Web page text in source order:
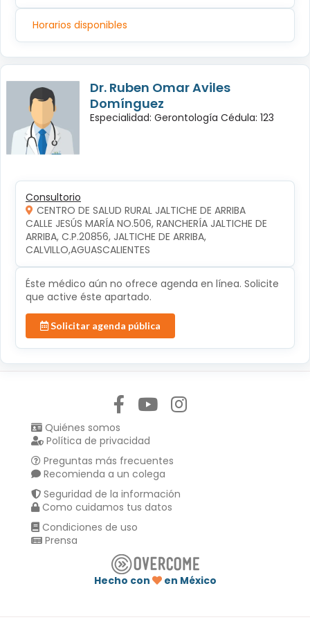
Horarios disponibles
Dr. Ruben Omar Aviles
Domínguez
Especialidad: Gerontología Cédula: 123
Consultorio
CENTRO DE SALUD RURAL JALTICHE DE ARRIBA
CALLE JESÚS MARÍA NO.506, RANCHERÍA JALTICHE DE
ARRIBA, C.P.20856, JALTICHE DE ARRIBA,
CALVILLO,AGUASCALIENTES
Éste médico aún no ofrece agenda en línea. Solicite
que active éste apartado.
Solicitar agenda pública
Quiénes somos
Política de privacidad
Preguntas más frecuentes
Recomienda a un colega
Seguridad de la información
Como cuidamos tus datos
Condiciones de uso
Prensa
Hecho con
en México